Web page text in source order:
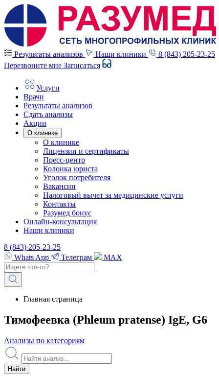
Результаты анализов Наши клиники
8 (843) 205-23-25
Перезвоните мне Записаться
Услуги
Врачи
Результаты анализов
Сдать анализы
Акции
О клинике
О клинике
Лицензии и сертификаты
Пресс-центр
Колонка юриста
Уголок потребителя
Вакансии
Налоговый вычет за медицинские услуги
Контакты
Разумед бонус
Онлайн-консультация
Наши клиники
8 (843) 205-23-25
Whats App
Телеграм MAX
Главная страница
Тимофеевка (Phleum pratense) IgE, G6
Анализы по категориям
Найти